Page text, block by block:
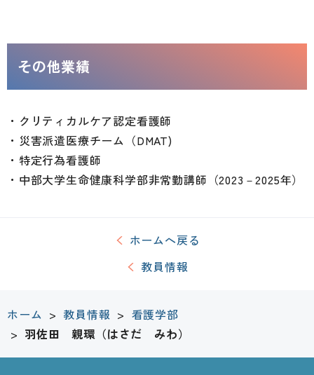
その他業績
・クリティカルケア認定看護師
・災害派遣医療チーム（DMAT)
・特定行為看護師
・中部大学生命健康科学部非常勤講師（2023－2025年）
教員情報
ホームへ戻る
ホーム > 教員情報 > 看護学部
> 羽佐田 親環（はさだ みわ）